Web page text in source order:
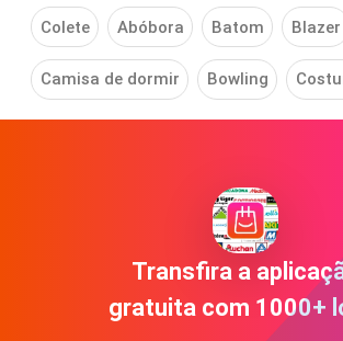
Colete Abóbora Batom Blazer
Camisa de dormir Bowling
Transfira a
gratuita com 1000+